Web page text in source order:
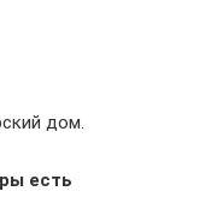
дом.
есть